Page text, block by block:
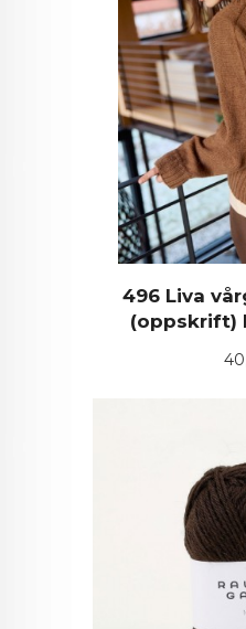
496 Liva
(oppskrift)